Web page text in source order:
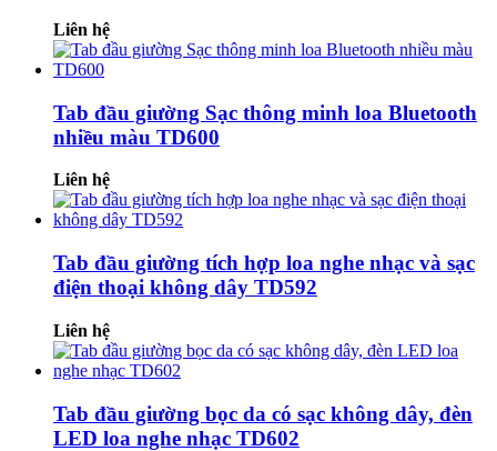
Liên hệ
Tab đầu giường Sạc thông minh loa Bluetooth
nhiều màu TD600
Liên hệ
Tab đầu giường tích hợp loa nghe nhạc và sạc
điện thoại không dây TD592
Liên hệ
Tab đầu giường bọc da có sạc không dây, đèn
LED loa nghe nhạc TD602